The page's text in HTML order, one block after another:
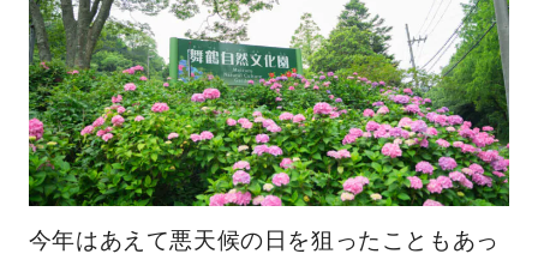
今年はあえて悪天候の日を狙ったこともあっ